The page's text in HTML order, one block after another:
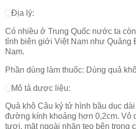
Địa lý:
Có nhiều ở Trung Quốc nước ta
tỉnh biên giới Việt Nam như Quảng
Nam.
Phần dùng làm thuốc: Dùng quả
Mô tả dược liệu:
Quả khô Câu kỷ tử hình bầu dục
đường kính khoảng hơn 0,2cm. Vỏ
tươi, mặt ngoài nhăn teo bên trong